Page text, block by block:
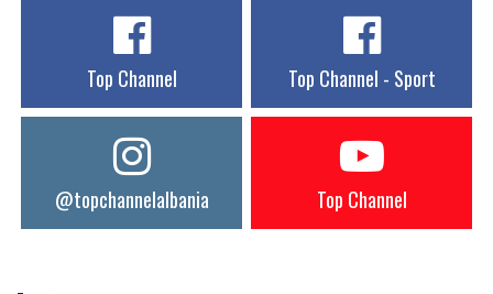
Top Channel Top Channel - Sport
@topchannelalbania Top Channel